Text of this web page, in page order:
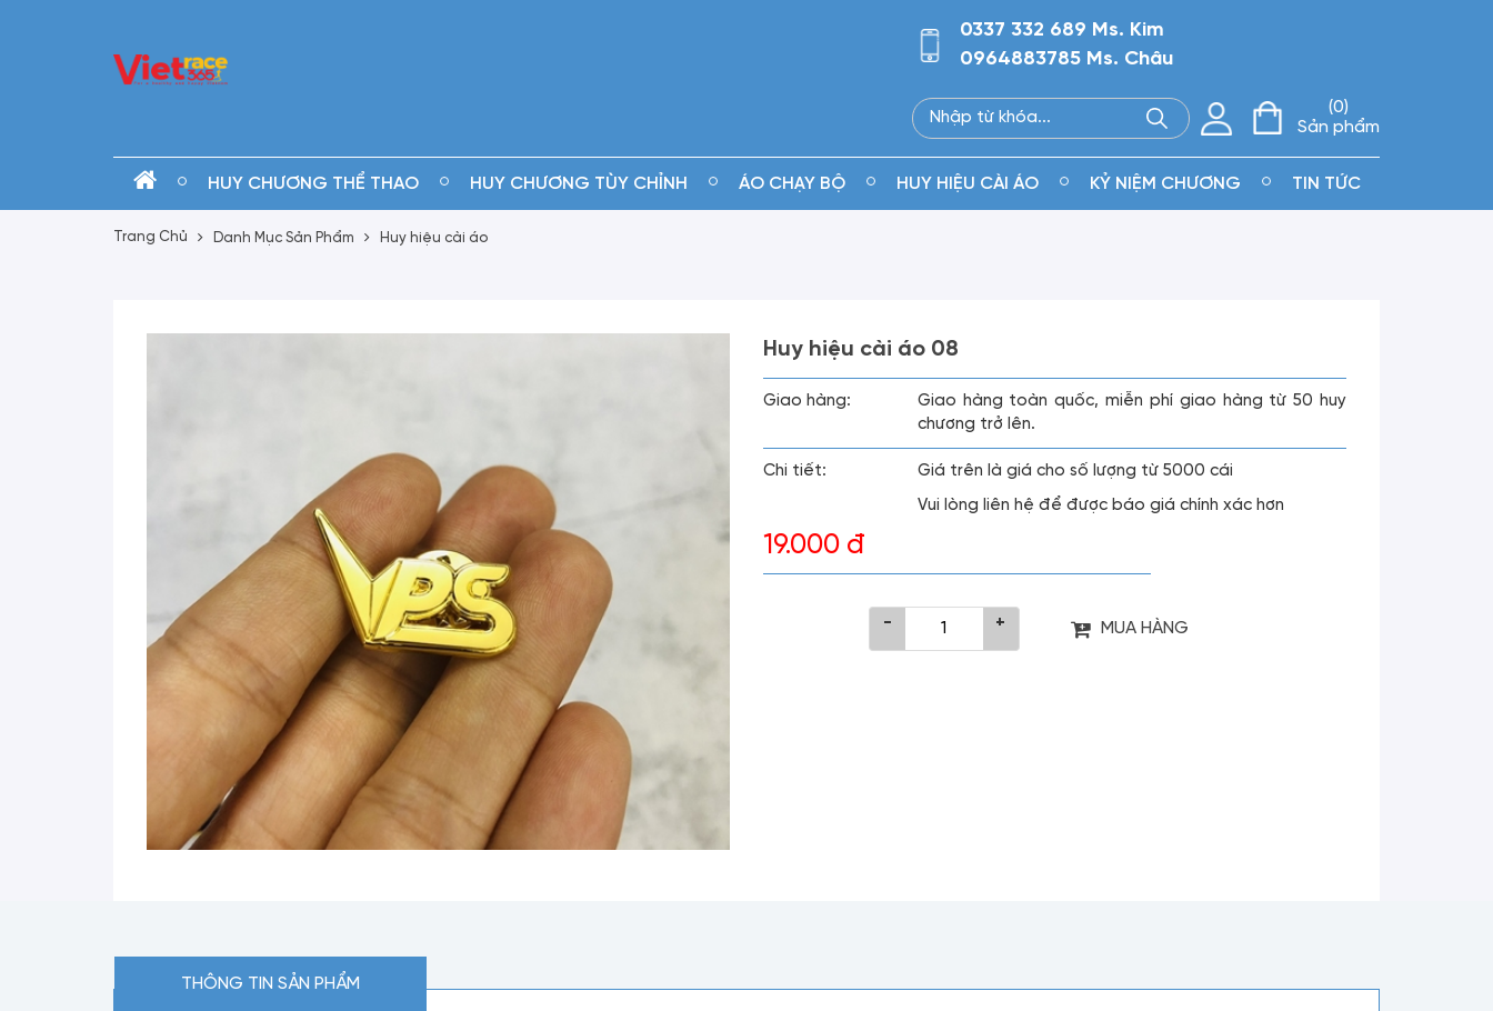
0337 332 689 Ms. Kim
0964883785 Ms. Châu
0
Sản phẩm
HUY CHƯƠNG THỂ THAO HUY CHƯƠNG TÙY CHỈNH ÁO CHẠY BỘ HUY HIỆU CÀI ÁO KỶ NIỆM CHƯƠNG TIN TỨC
Trang Chủ Danh Mục Sản Phẩm Huy hiệu cài áo
Huy hiệu cài áo 08
Giao hàng:
Giao hàng toàn quốc, miễn phí giao hàng từ 50 huy
chương trở lên.
Chi tiết:
Giá trên là giá cho số lượng từ 5000 cái
Vui lòng liên hệ để được báo giá chính xác hơn
19.000 đ
- + MUA HÀNG
THÔNG TIN SẢN PHẨM